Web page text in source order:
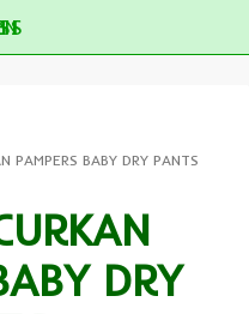
PAMPERS BABY DRY PANTS
DRY